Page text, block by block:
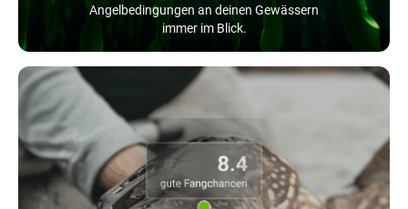
Angelbedingungen an deinen Gewässern
immer im Blick.